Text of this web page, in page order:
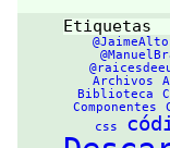
Etiquetas
Archivos
Biblioteca
Componentes
css